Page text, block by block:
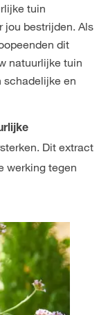
tuin
jou bestrijden. Als
dit
natuurlijke tuin
schadelijke en
Dit extract
werking tegen